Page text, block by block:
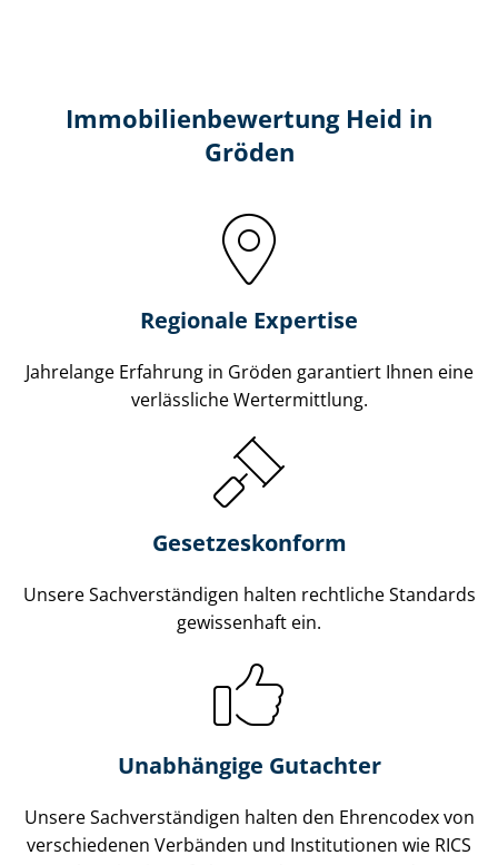
Immobilien­bewertung Heid in
Gröden
Regionale Expertise
Jahrelange Erfahrung in Gröden garantiert Ihnen eine
verlässliche Wertermittlung.
Gesetzes­konform
Unsere Sach­ver­stän­di­gen halten rechtliche Standards
gewissenhaft ein.
Unabhängige Gutachter
Unsere Sach­ver­stän­di­gen halten den Ehrencodex von
verschiedenen Verbänden und Institutionen wie RICS